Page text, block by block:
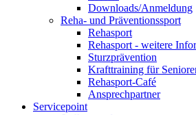
Downloads/Anmeldung
Reha- und Präventionssport
Rehasport
Rehasport - weitere
Sturzprävention
Krafttraining für
Rehasport-Café
Ansprechpartner
Servicepoint